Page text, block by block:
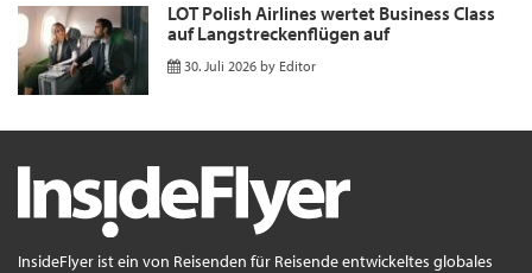
LOT Polish Airlines wertet Business Class
auf Langstreckenflügen auf
30. Juli 2026 by Editor
InsideFlyer ist ein von Reisenden für Reisende entwickeltes globales